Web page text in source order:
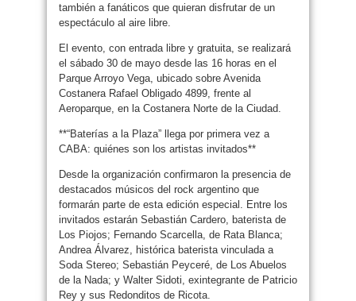
también a fanáticos que quieran disfrutar de un
espectáculo al aire libre.
El evento, con entrada libre y gratuita, se realizará
el sábado 30 de mayo desde las 16 horas en el
Parque Arroyo Vega, ubicado sobre Avenida
Costanera Rafael Obligado 4899, frente al
Aeroparque, en la Costanera Norte de la Ciudad.
**“Baterías a la Plaza” llega por primera vez a
CABA: quiénes son los artistas invitados**
Desde la organización confirmaron la presencia de
destacados músicos del rock argentino que
formarán parte de esta edición especial. Entre los
invitados estarán Sebastián Cardero, baterista de
Los Piojos; Fernando Scarcella, de Rata Blanca;
Andrea Álvarez, histórica baterista vinculada a
Soda Stereo; Sebastián Peyceré, de Los Abuelos
de la Nada; y Walter Sidoti, exintegrante de Patricio
Rey y sus Redonditos de Ricota.